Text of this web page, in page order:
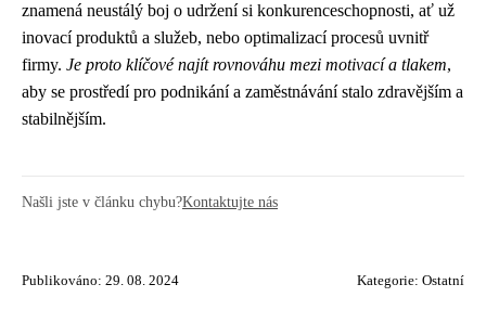
znamená neustálý boj o udržení si konkurenceschopnosti, ať už
inovací produktů a služeb, nebo optimalizací procesů uvnitř
firmy. Je proto klíčové najít rovnováhu mezi motivací a tlakem,
aby se prostředí pro podnikání a zaměstnávání stalo zdravějším a
stabilnějším.
Našli jste v článku chybu?Kontaktujte nás
Publikováno: 29. 08. 2024 Kategorie: Ostatní